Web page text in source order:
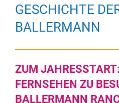
GESCHICHTE
BALLERMANN
ZUM
FERNSEHEN ZU
BALLERMANN